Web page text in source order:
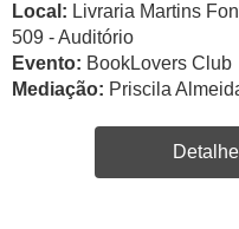
Local: Livraria Martins
509 - Auditório
Evento: BookLovers Club
Mediação: Priscila